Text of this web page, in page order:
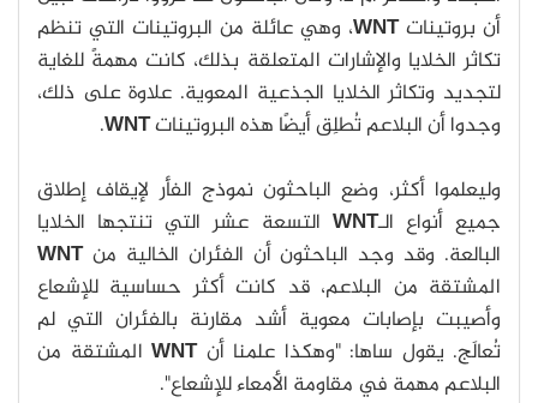
أن بروتيناتWNT، وهي عائلة من البروتينات التي تنظم
تكاثر الخلايا والإشارات المتعلقة بذلك، كانت مهمةً للغاية
لتجديد وتكاثر الخلايا الجذعية المعوية. علاوة على ذلك،
وجدوا أن البلاعم تُطلِق أيضًا هذه البروتيناتWNT
.
وليعلموا أكثر، وضع الباحثون نموذج الفأر لإيقاف إطلاق
جميع أنواع الـWNT التسعة عشر التي تنتجها الخلايا
البالعة. وقد وجد الباحثون أن الفئران الخالية منWNT
المشتقة من البلاعم، قد كانت أكثر حساسية للإشعاع
وأصيبت بإصابات معوية أشد مقارنة بالفئران التي لم
تُعالَج. يقول ساها: "وهكذا علمنا أنWNT المشتقة من
البلاعم مهمة في مقاومة الأمعاء للإشعاع".